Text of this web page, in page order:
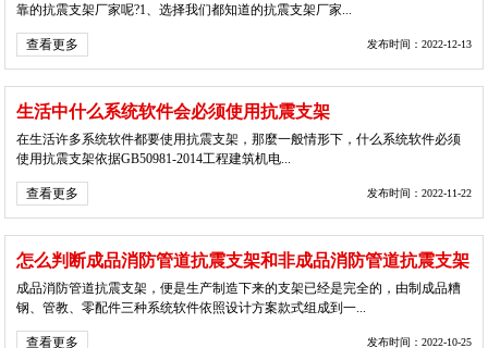
靠的抗震支架厂家呢?1、选择我们都知道的抗震支架厂家...
查看更多 发布时间：2022-12-13
生活中什么系统软件会必须使用抗震支架
在生活许多系统软件都要使用抗震支架，那麼一般情形下，什么系统软件必须
使用抗震支架依据GB50981-2014工程建筑机电...
查看更多 发布时间：2022-11-22
怎么判断成品消防管道抗震支架和非成品消防管道抗震支架
成品消防管道抗震支架，便是生产制造下来的支架已经是完全的，由制成品糟
钢、管教、零配件三种系统软件依照设计方案款式组成到一...
查看更多 发布时间：2022-10-25